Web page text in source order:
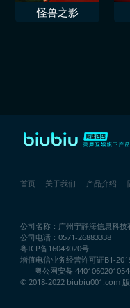
怪兽之影
首页 关于我们 产品介绍
公司名称：广州宁静海信息科技
公司电话：0571-26883338
粤ICP备16043020号
增值电信业务经营许可证B1-
粤公网安备
© 2018-2022 biubiu001.com